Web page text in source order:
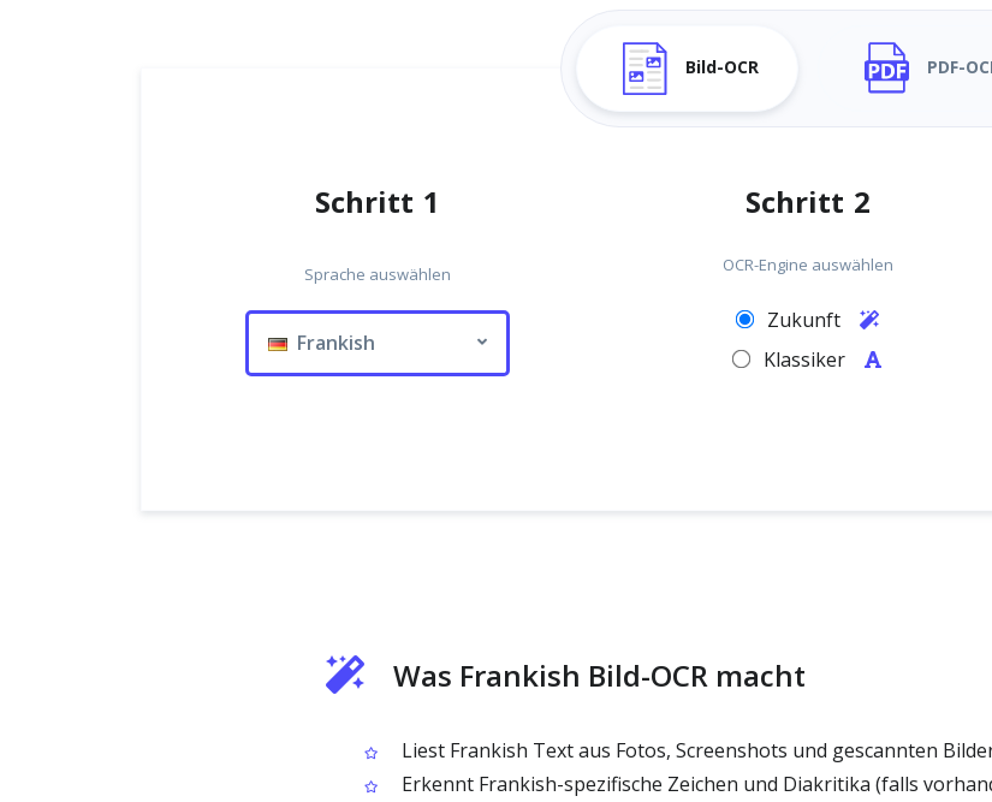
Bild-OCR PDF-
Schritt 1
Sprache auswählen
Frankish
Schritt 2
OCR-Engine auswählen
Zukunft
Klassiker
Was Frankish Bild-OCR macht
Liest Frankish Text aus Fotos, Screenshots und gescannten
Erkennt Frankish-spezifische Zeichen und Diakritika (falls